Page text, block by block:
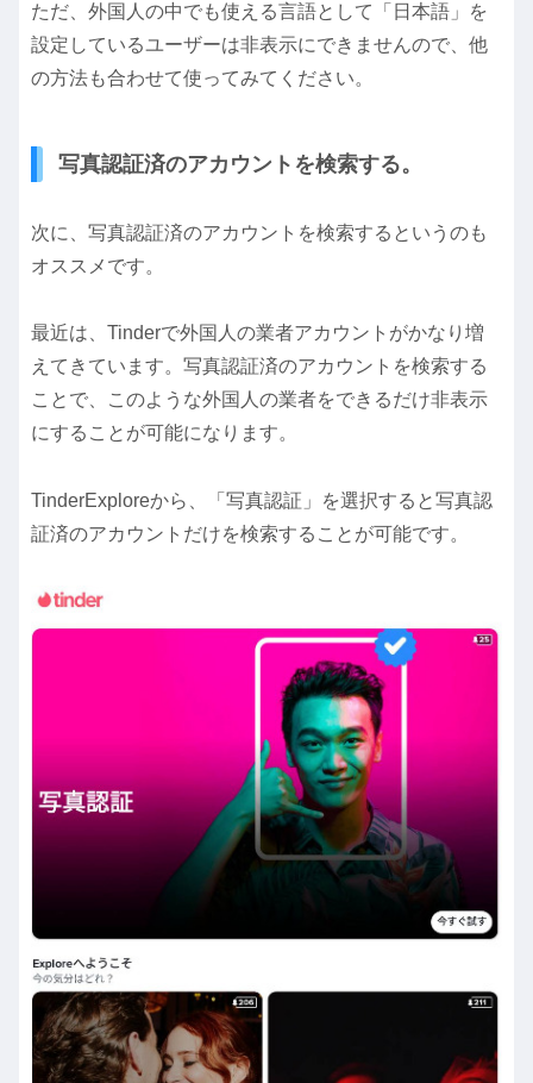
ただ、外国人の中でも使える言語として「日本語」を
設定しているユーザーは非表示にできませんので、他
の方法も合わせて使ってみてください。
写真認証済のアカウントを検索する。
次に、写真認証済のアカウントを検索するというのも
オススメです。
最近は、Tinderで外国人の業者アカウントがかなり増
えてきています。写真認証済のアカウントを検索する
ことで、このような外国人の業者をできるだけ非表示
にすることが可能になります。
TinderExploreから、「写真認証」を選択すると写真認
証済のアカウントだけを検索することが可能です。